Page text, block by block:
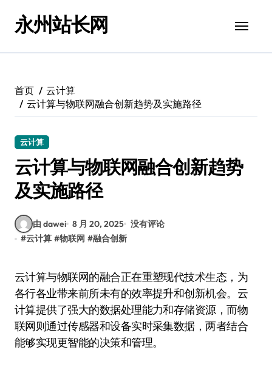
永州站长网
首页
云计算
云计算与物联网融合创新趋势及实施路径
云计算
云计算与物联网融合创新趋势
及实施路径
由 dawei 8 月 20, 2025 没有评论
#云计算 #物联网 #融合创新
云计算与物联网的融合正在重塑现代技术生态，为
各行各业带来前所未有的效率提升和创新机会。云
计算提供了强大的数据处理能力和存储资源，而物
联网则通过传感器和设备实时采集数据，两者结合
能够实现更智能的决策和管理。